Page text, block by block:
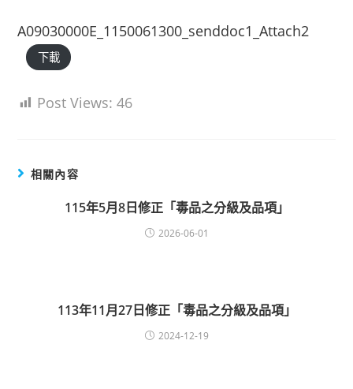
A09030000E_1150061300_senddoc1_Attach2
下載
Post Views: 46
相關內容
115年5月8日修正「毒品之分級及品項」
2026-06-01
113年11月27日修正「毒品之分級及品項」
2024-12-19